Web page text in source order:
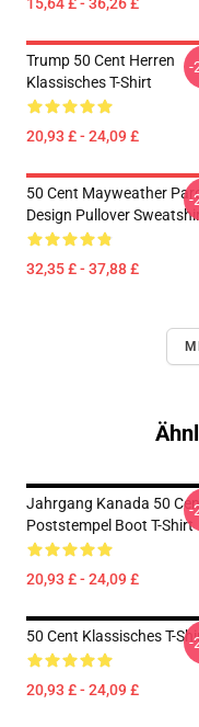
Trump 50 Cent Herren
Klassisches T-Shirt
20,93 £ - 24,09 £
-
50 Cent Mayweather
Design Pullover Sweatshirt
32,35 £ - 37,88 £
-
Jahrgang Kanada 50
Poststempel Boot T-Shirt
20,93 £ - 24,09 £
-
50 Cent Klassisches T-
20,93 £ - 24,09 £
-